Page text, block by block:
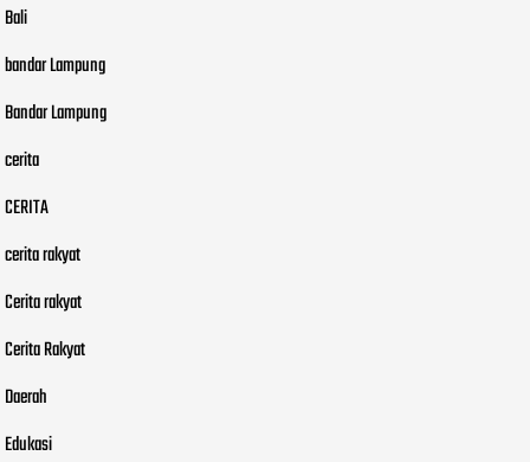
Bali
bandar Lampung
Bandar Lampung
cerita
CERITA
cerita rakyat
Cerita rakyat
Cerita Rakyat
Daerah
Edukasi